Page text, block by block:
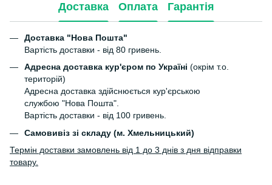
Доставка Оплата Гарантія
Доставка "Нова Пошта"
Вартість доставки - від 80 гривень.
Адресна доставка кур'єром по Україні (окрім т.о.
територій)
Адресна доставка здійснюється кур'єрською
службою "Нова Пошта".
Вартість доставки - від 100 гривень.
Самовивіз зі складу (м. Хмельницький)
Термін доставки замовлень від 1 до 3 днів з дня відправки
товару.